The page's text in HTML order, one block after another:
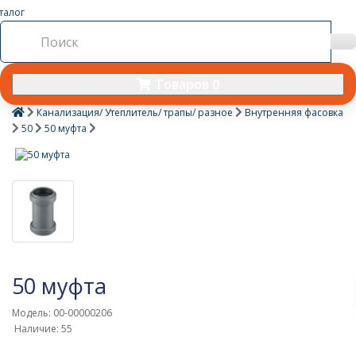
Канализация/ Утеплитель/ трапы/ разное
Внутренняя фасовка
50
50 муфта
50 муфта
Модель: 00-00000206
Наличие: 55